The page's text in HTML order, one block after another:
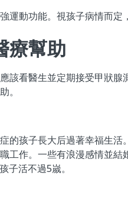
運動功能。視孩子病情而定
療幫助
該看醫生並定期接受甲狀
。
的孩子長大后過著幸福生
工作。一些有浪漫感情並
子活不過5嵗。